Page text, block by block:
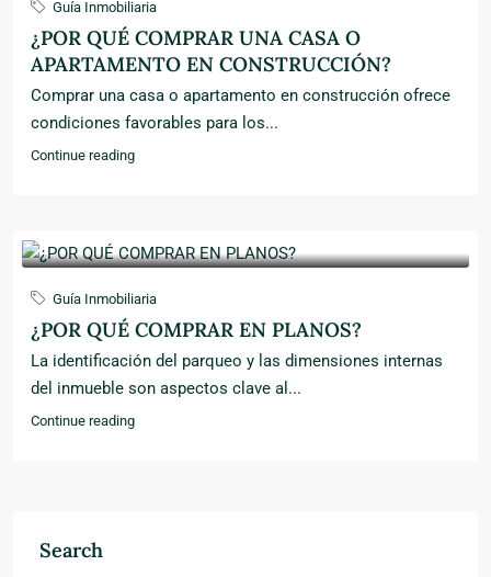
Guía Inmobiliaria
¿POR QUÉ COMPRAR UNA CASA O
APARTAMENTO EN CONSTRUCCIÓN?
Comprar una casa o apartamento en construcción ofrece
condiciones favorables para los...
Continue reading
Guía Inmobiliaria
¿POR QUÉ COMPRAR EN PLANOS?
La identificación del parqueo y las dimensiones internas
del inmueble son aspectos clave al...
Continue reading
Search